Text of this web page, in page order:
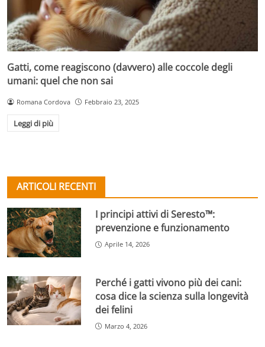
Gatti, come reagiscono (davvero) alle coccole degli
umani: quel che non sai
Romana Cordova Febbraio 23, 2025
Leggi di più
ARTICOLI RECENTI
I principi attivi di Seresto™:
prevenzione e funzionamento
Aprile 14, 2026
Perché i gatti vivono più dei cani:
cosa dice la scienza sulla longevità
dei felini
Marzo 4, 2026